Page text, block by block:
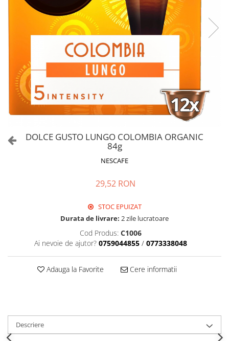
DOLCE GUSTO LUNGO COLOMBIA ORGANIC
84g
NESCAFE
29,52 RON
STOC EPUIZAT
Durata de livrare: 2 zile lucratoare
Cod Produs: C1006
Ai nevoie de ajutor? 0759044855 / 0773338048
Adauga la Favorite Cere informatii
Descriere